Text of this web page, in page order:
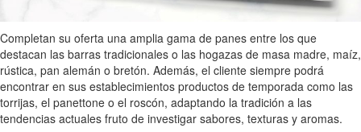
Completan su oferta una amplia gama de panes entre los que
destacan las barras tradicionales o las hogazas de masa madre, maíz,
rústica, pan alemán o bretón. Además, el cliente siempre podrá
encontrar en sus establecimientos productos de temporada como las
torrijas, el panettone o el roscón, adaptando la tradición a las
tendencias actuales fruto de investigar sabores, texturas y aromas.